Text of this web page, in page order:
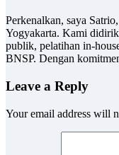
Perkenalkan, saya
Yogyakarta. Kami
publik, pelatihan in-
BNSP. Dengan
Leave a Reply
Your email address will